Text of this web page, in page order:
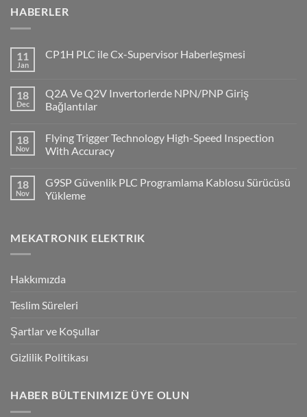
HABERLER
11
Jan
CP1H PLC ile Cx-Supervisor Haberleşmesi
CP1H
PLC
ile
Haberleşmesi
18
Dec
Q2A Ve Q2V Invertorlerde NPN/PNP Giriş
Bağlantılar
on
Q2A
Ve
NPN/PNP
Giriş
Bağlantılar
18
Nov
Flying Trigger Technology High-Speed Inspection
With Accuracy
on
Flying
Trigger
Inspection
With
18
Nov
G9SP Güvenlik PLC Programlama Kablosu Sürücüsü
Yükleme
G9SP
Güvenlik
Sürücüsü
MEKATRONIK ELEKTRIK
Hakkımızda
Teslim Süreleri
Şartlar ve Koşullar
Gizlilik Politikası
HABER BÜLTENIMIZE ÜYE OLUN